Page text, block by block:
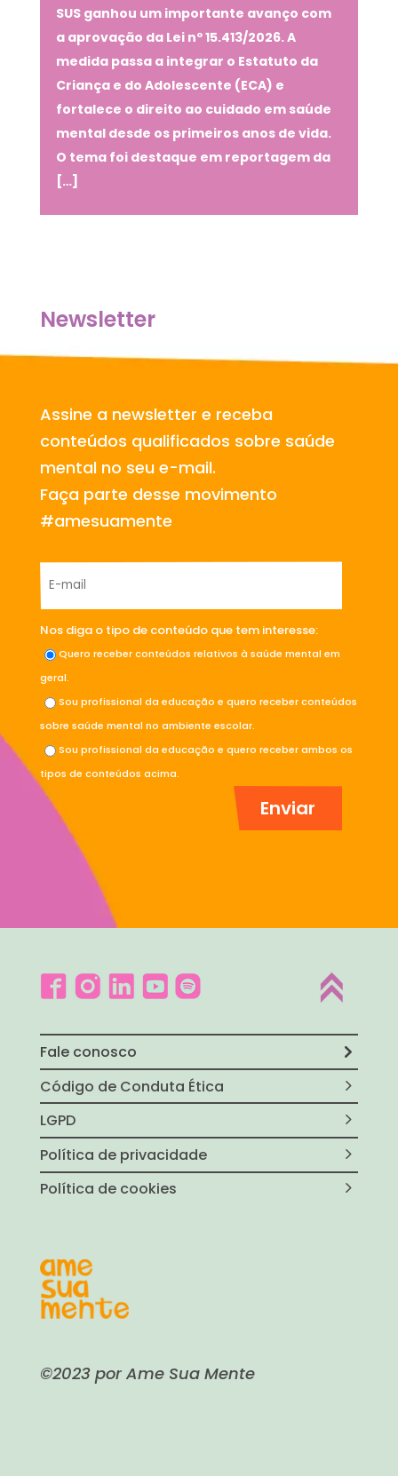
SUS ganhou um importante avanço com
a aprovação da Lei nº 15.413/2026. A
medida passa a integrar o Estatuto da
Criança e do Adolescente (ECA) e
fortalece o direito ao cuidado em saúde
mental desde os primeiros anos de vida.
O tema foi destaque em reportagem da
[…]
Newsletter
Assine a newsletter e receba
conteúdos qualificados sobre saúde
mental no seu e-mail.
Faça parte desse movimento
#amesuamente
Nos diga o tipo de conteúdo que tem interesse:
Quero receber conteúdos relativos à saúde mental em
geral.
Sou profissional da educação e quero receber conteúdos
sobre saúde mental no ambiente escolar.
Sou profissional da educação e quero receber ambos os
tipos de conteúdos acima.
Fale conosco
Código de Conduta Ética
LGPD
Política de privacidade
Política de cookies
©2023 por Ame Sua Mente